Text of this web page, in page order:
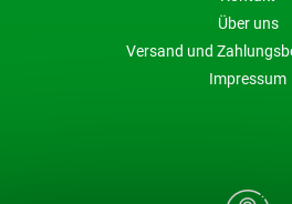
Über uns
Versand und
Impressum